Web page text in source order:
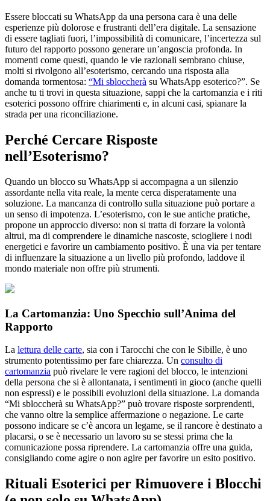
Essere bloccati su WhatsApp da una persona cara è una delle
esperienze più dolorose e frustranti dell’era digitale. La sensazione
di essere tagliati fuori, l’impossibilità di comunicare, l’incertezza sul
futuro del rapporto possono generare un’angoscia profonda. In
momenti come questi, quando le vie razionali sembrano chiuse,
molti si rivolgono all’esoterismo, cercando una risposta alla
domanda tormentosa: “Mi sbloccherà su WhatsApp esoterico?”. Se
anche tu ti trovi in questa situazione, sappi che la cartomanzia e i riti
esoterici possono offrire chiarimenti e, in alcuni casi, spianare la
strada per una riconciliazione.
Perché Cercare Risposte
nell’Esoterismo?
Quando un blocco su WhatsApp si accompagna a un silenzio
assordante nella vita reale, la mente cerca disperatamente una
soluzione. La mancanza di controllo sulla situazione può portare a
un senso di impotenza. L’esoterismo, con le sue antiche pratiche,
propone un approccio diverso: non si tratta di forzare la volontà
altrui, ma di comprendere le dinamiche nascoste, sciogliere i nodi
energetici e favorire un cambiamento positivo. È una via per tentare
di influenzare la situazione a un livello più profondo, laddove il
mondo materiale non offre più strumenti.
La Cartomanzia: Uno Specchio sull’Anima del
Rapporto
La lettura delle carte, sia con i Tarocchi che con le Sibille, è uno
strumento potentissimo per fare chiarezza. Un consulto di
cartomanzia può rivelare le vere ragioni del blocco, le intenzioni
della persona che si è allontanata, i sentimenti in gioco (anche quelli
non espressi) e le possibili evoluzioni della situazione. La domanda
“Mi sbloccherà su WhatsApp?” può trovare risposte sorprendenti,
che vanno oltre la semplice affermazione o negazione. Le carte
possono indicare se c’è ancora un legame, se il rancore è destinato a
placarsi, o se è necessario un lavoro su se stessi prima che la
comunicazione possa riprendere. La cartomanzia offre una guida,
consigliando come agire o non agire per favorire un esito positivo.
Rituali Esoterici per Rimuovere i Blocchi